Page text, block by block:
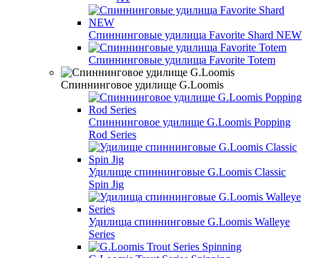
Спиннинговые удилища Favorite Shard NEW
Спиннинговые удилища Favorite Totem
Спиннинговое удилище G.Loomis
Спиннинговое удилище G.Loomis Popping
Rod Series
Удилище спиннинговые G.Loomis Classic
Spin Jig
Удилища спиннинговые G.Loomis Walleye
Series